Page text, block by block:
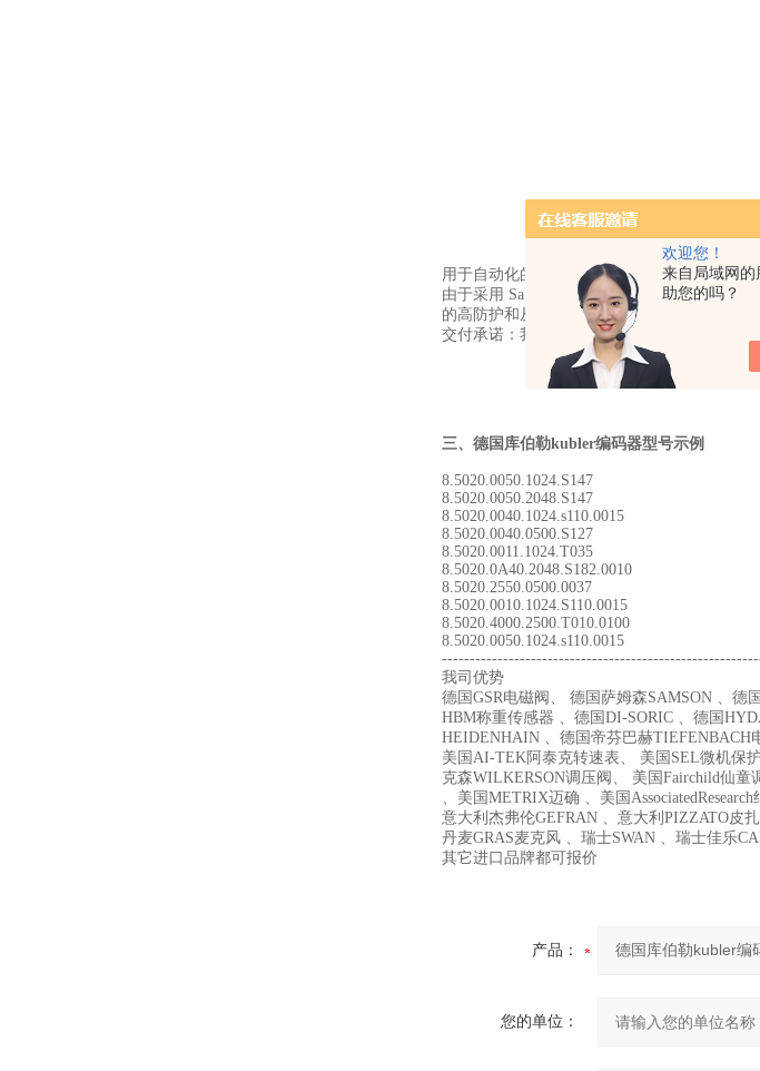
欢迎您！
来自局域网
助您的吗？
用于自动化的标准编码器。
由于采用 Safety Lock™ 设计的坚固轴承结构
的高防护和从 -40°C 到 +85°C 的宽温度范围
交付承诺：我们在 24 小时内制造出您想要的
三、 德国库伯勒kubler编码器型号示例
8.5020.0050.1024.S147
8.5020.0050.2048.S147
8.5020.0040.1024.s110.0015
8.5020.0040.0500.S127
8.5020.0011.1024.T035
8.5020.0A40.2048.S182.0010
8.5020.2550.0500.0037
8.5020.0010.1024.S110.0015
8.5020.4000.2500.T010.0100
8.5020.0050.1024.s110.0015
我司优势
德国GSR电磁阀、 德国萨姆森SAMSON 、德
HBM称重传感器 、德国DI-SORIC 、德国
HEIDENHAIN 、德国帝芬巴赫TIEFENBACH
美国AI-TEK阿泰克转速表、 美国SEL微机保
克森WILKERSON调压阀、 美国Fairchild仙
、美国METRIX迈确 、美国
意大利杰弗伦GEFRAN 、意大利PIZZATO皮
丹麦GRAS麦克风 、瑞士SWAN 、瑞士佳乐
其它进口品牌都可报价
产品：
您的单位：